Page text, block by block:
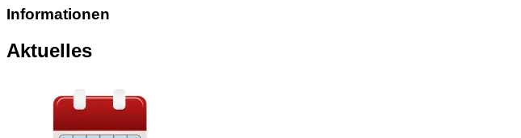
Informationen
Aktuelles